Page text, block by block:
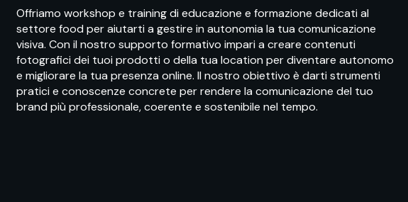
Offriamo workshop e training di educazione e formazione dedicati al
settore food per aiutarti a gestire in autonomia la tua comunicazione
visiva. Con il nostro supporto formativo impari a creare contenuti
fotografici dei tuoi prodotti o della tua location per diventare autonomo
e migliorare la tua presenza online. Il nostro obiettivo è darti strumenti
pratici e conoscenze concrete per rendere la comunicazione del tuo
brand più professionale, coerente e sostenibile nel tempo.